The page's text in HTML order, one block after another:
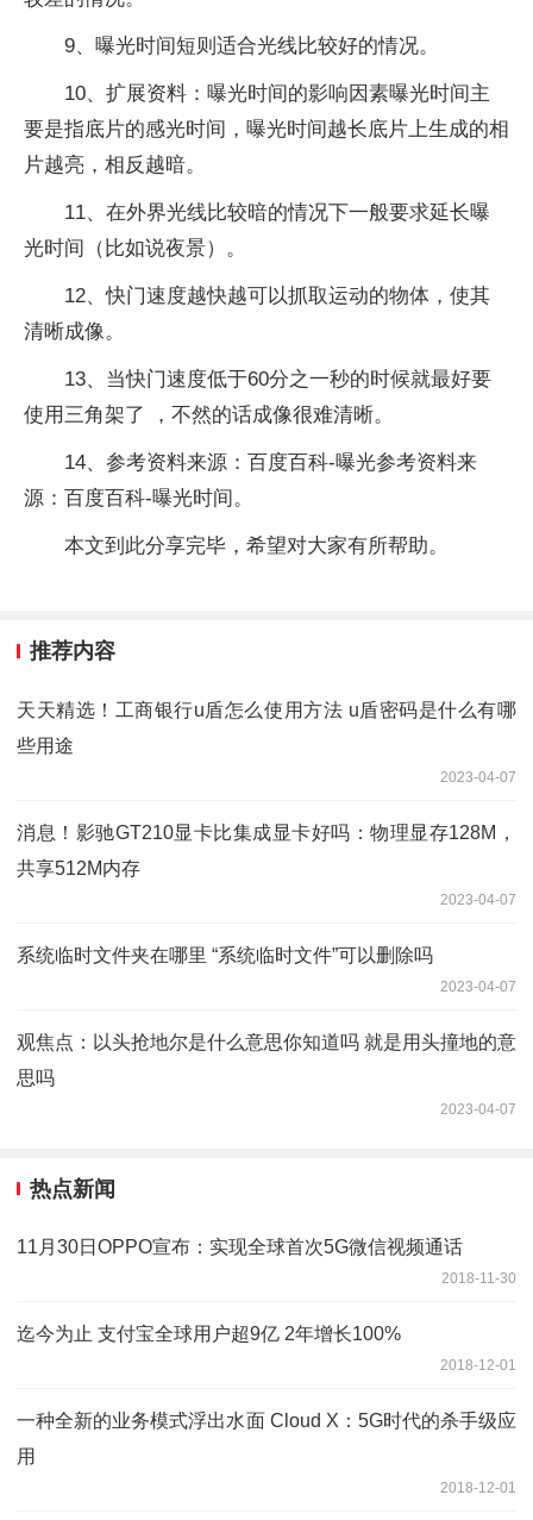
9、曝光时间短则适合光线比较好的情况。
10、扩展资料：曝光时间的影响因素曝光时间主
要是指底片的感光时间，曝光时间越长底片上生成的相
片越亮，相反越暗。
11、在外界光线比较暗的情况下一般要求延长曝
光时间（比如说夜景）。
12、快门速度越快越可以抓取运动的物体，使其
清晰成像。
13、当快门速度低于60分之一秒的时候就最好要
使用三角架了 ，不然的话成像很难清晰。
14、参考资料来源：百度百科-曝光参考资料来
源：百度百科-曝光时间。
本文到此分享完毕，希望对大家有所帮助。
推荐内容
天天精选！工商银行u盾怎么使用方法 u盾密码是什么有哪
些用途
2023-04-07
消息！影驰GT210显卡比集成显卡好吗：物理显存128M，
共享512M内存
2023-04-07
系统临时文件夹在哪里 “系统临时文件”可以删除吗
2023-04-07
观焦点：以头抢地尔是什么意思你知道吗 就是用头撞地的意
思吗
2023-04-07
热点新闻
11月30日OPPO宣布：实现全球首次5G微信视频通话
2018-11-30
迄今为止 支付宝全球用户超9亿 2年增长100%
2018-12-01
一种全新的业务模式浮出水面 Cloud X：5G时代的杀手级应
用
2018-12-01